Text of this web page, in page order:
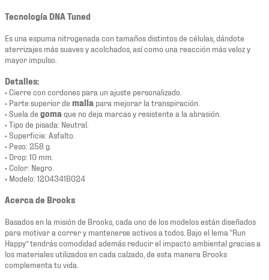
Tecnología DNA Tuned
Es una espuma nitrogenada con tamaños distintos de células, dándote
aterrizajes más suaves y acolchados, así como una reacción más veloz y
mayor impulso.
Detalles:
• Cierre con cordones para un ajuste personalizado.
• Parte superior de malla para mejorar la transpiración.
• Suela de goma que no deja marcas y resistente a la abrasión.
• Tipo de pisada: Neutral.
• Superficie: Asfalto.
• Peso: 258 g.
• Drop: 10 mm.
• Color: Negro.
• Modelo: 1204341B024
Acerca de Brooks
Basados en la misión de Brooks, cada uno de los modelos están diseñados
para motivar a correr y mantenerse activos a todos. Bajo el lema “Run
Happy” tendrás comodidad además reducir el impacto ambiental gracias a
los materiales utilizados en cada calzado, de esta manera Brooks
complementa tu vida.